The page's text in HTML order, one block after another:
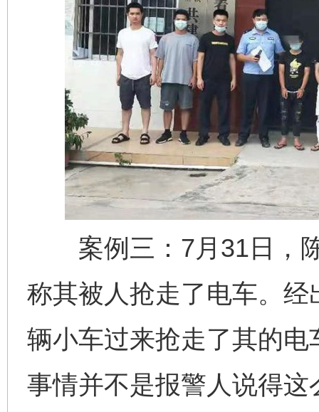
案例三：7月31日，陈
称其被人抢走了电车。
辆小车过来抢走了其的
事情并不是报警人说得